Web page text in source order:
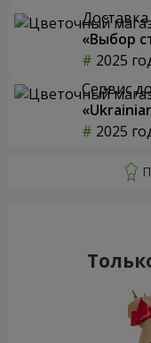
«Выбор
2025
Сервис
2025